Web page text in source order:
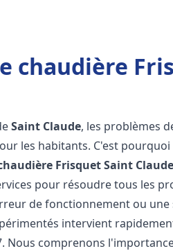
Saint Claude, les problèmes
les habitants. C'est
FrisquetSaint Claude
pour résoudre tous les
de fonctionnement ou
intervient
Nous comprenons